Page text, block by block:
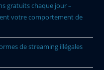
gratuits chaque jour –
votre comportement de
de streaming illégales